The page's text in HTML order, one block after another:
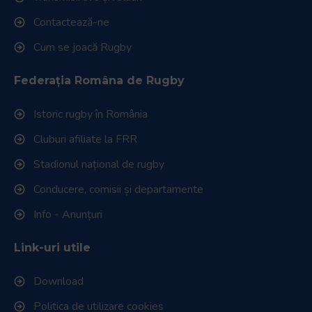
Contactează-ne
Cum se joacă Rugby
Federația Româna de Rugby
Istoric rugby în România
Cluburi afiliate la FRR
Stadionul național de rugby
Conducere, comisii și departamente
Info - Anunțuri
Link-uri utile
Download
Politica de utilizare cookies